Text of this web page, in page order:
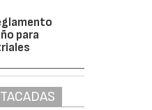
para